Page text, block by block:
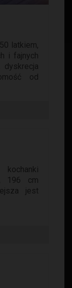
latkiem,
i fajnych
od
196 cm
jest